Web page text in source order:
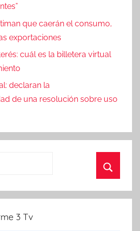
que caerán el consumo,
exportaciones
cuál es la billetera virtual
declaran la
de una resolución sobre uso
Buscar
3 Tv